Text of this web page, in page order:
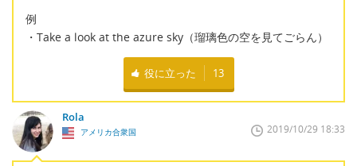
例
・Take a look at the azure sky（瑠璃色の空を見てごらん）
役に立った 13
Rola
アメリカ合衆国 2019/10/29 18:33